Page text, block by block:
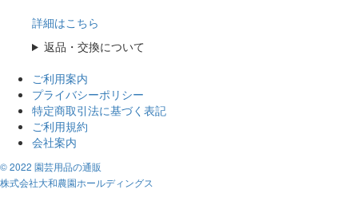
詳細はこちら
返品・交換について
ご利用案内
プライバシーポリシー
特定商取引法に基づく表記
ご利用規約
会社案内
© 2022 園芸用品の通販
株式会社大和農園ホールディングス